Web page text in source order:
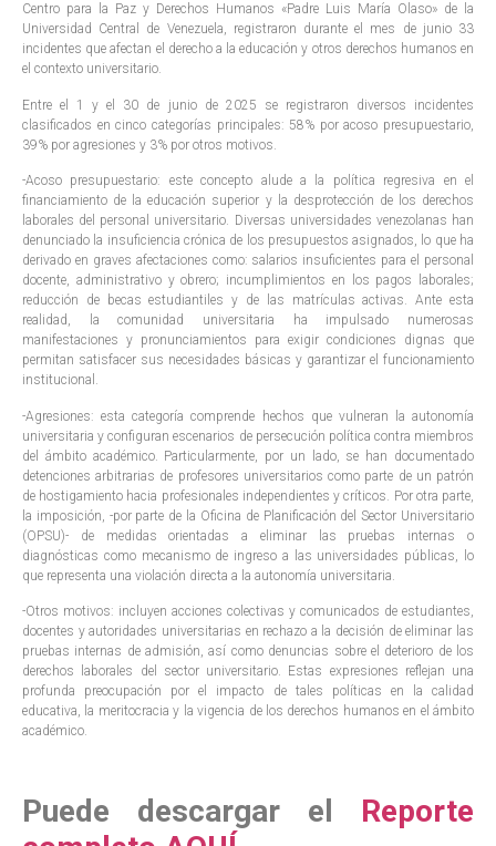
Centro para la Paz y Derechos Humanos «Padre Luis María Olaso» de la
Universidad Central de Venezuela, registraron durante el mes de junio 33
incidentes que afectan el derecho a la educación y otros derechos humanos en
el contexto universitario.
Entre el 1 y el 30 de junio de 2025 se registraron diversos incidentes
clasificados en cinco categorías principales: 58% por acoso presupuestario,
39% por agresiones y 3% por otros motivos.
-Acoso presupuestario: este concepto alude a la política regresiva en el
financiamiento de la educación superior y la desprotección de los derechos
laborales del personal universitario. Diversas universidades venezolanas han
denunciado la insuficiencia crónica de los presupuestos asignados, lo que ha
derivado en graves afectaciones como: salarios insuficientes para el personal
docente, administrativo y obrero; incumplimientos en los pagos laborales;
reducción de becas estudiantiles y de las matrículas activas. Ante esta
realidad, la comunidad universitaria ha impulsado numerosas
manifestaciones y pronunciamientos para exigir condiciones dignas que
permitan satisfacer sus necesidades básicas y garantizar el funcionamiento
institucional.
-Agresiones: esta categoría comprende hechos que vulneran la autonomía
universitaria y configuran escenarios de persecución política contra miembros
del ámbito académico. Particularmente, por un lado, se han documentado
detenciones arbitrarias de profesores universitarios como parte de un patrón
de hostigamiento hacia profesionales independientes y críticos. Por otra parte,
la imposición, -por parte de la Oficina de Planificación del Sector Universitario
(OPSU)- de medidas orientadas a eliminar las pruebas internas o
diagnósticas como mecanismo de ingreso a las universidades públicas, lo
que representa una violación directa a la autonomía universitaria.
-Otros motivos: incluyen acciones colectivas y comunicados de estudiantes,
docentes y autoridades universitarias en rechazo a la decisión de eliminar las
pruebas internas de admisión, así como denuncias sobre el deterioro de los
derechos laborales del sector universitario. Estas expresiones reflejan una
profunda preocupación por el impacto de tales políticas en la calidad
educativa, la meritocracia y la vigencia de los derechos humanos en el ámbito
académico.
Puede descargar el Reporte